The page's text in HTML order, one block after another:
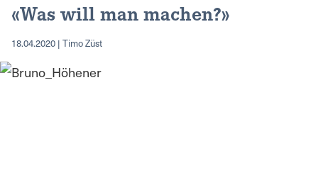
«Was will man machen?»
18.04.2020 | Timo Züst